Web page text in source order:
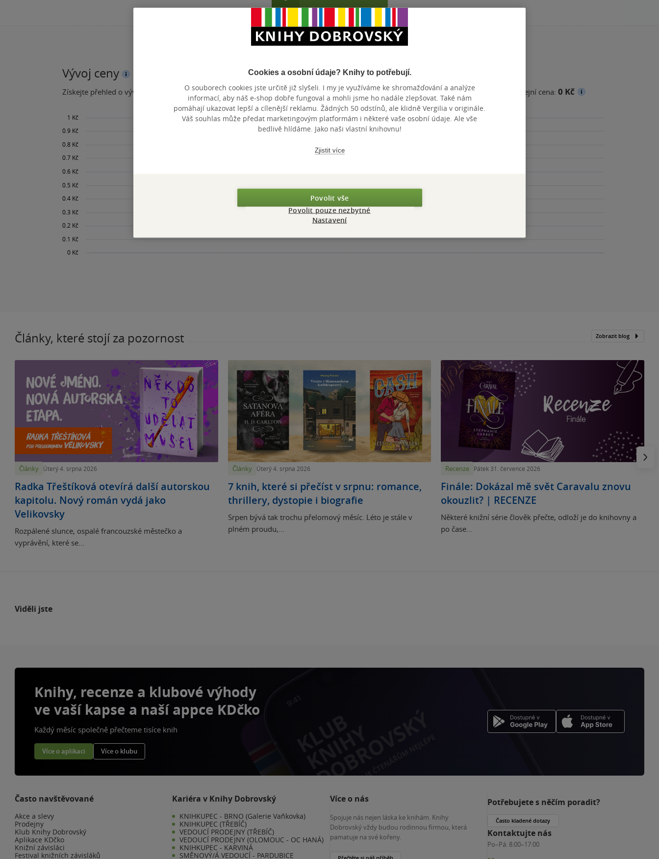
Vývoj ceny
Získejte přehled o vývoji ceny za posledních 60 dní. Maloobchodní cena Minimální prodejní cena: 0 Kč
Články, které stojí za pozornost Zobrazit blog
Články Úterý 4. srpna 2026
Radka Třeštíková otevírá další autorskou
kapitolu. Nový román vydá jako
Velikovsky
Rozpálené slunce, ospalé francouzské městečko a
vyprávění, které se...
Články Úterý 4. srpna 2026
7 knih, které si přečíst v srpnu: romance,
thrillery, dystopie i biografie
Srpen bývá tak trochu přelomový měsíc. Léto je stále v
plném proudu,...
Recenze Pátek 31. července 2026
Finále: Dokázal mě svět Caravalu znovu
okouzlit? | RECENZE
Některé knižní série člověk přečte, odloží je do knihovny a
po čase...
Viděli jste
Knihy, recenze a klubové výhody
ve vaší kapse a naší appce KDčko
Každý měsíc společně přečteme tisíce knih
Více o aplikaci Více o klubu
Často navštěvované
Akce a slevy
Prodejny
Klub Knihy Dobrovský
Aplikace KDčko
Knižní závisláci
Festival knižních závisláků
Kariéra v Knihy Dobrovský
KNIHKUPEC - BRNO (Galerie Vaňkovka)
KNIHKUPEC (TŘEBÍČ)
VEDOUCÍ PRODEJNY (TŘEBÍČ)
VEDOUCÍ PRODEJNY (OLOMOUC - OC HANÁ)
KNIHKUPEC - KARVINÁ
SMĚNOVÝ/Á VEDOUCÍ - PARDUBICE
Více o nás
Spojuje nás nejen láska ke knihám. Knihy
Dobrovský vždy budou rodinnou firmou, která
pamatuje na své kořeny.
Potřebujete s něčím poradit?
Často kladené dotazy
Kontaktujte nás
Po–Pá: 8:00–17:00
Cookies a osobní údaje? Knihy to potřebují.
O souborech cookies jste určitě již slyšeli. I my je využíváme ke shromažďování a analýze
informací, aby náš e-shop dobře fungoval a mohli jsme ho nadále zlepšovat. Také nám
pomáhají ukazovat lepší a cílenější reklamu. Žádných 50 odstínů, ale klidně Vergilia v originále.
Váš souhlas může předat marketingovým platformám i některé vaše osobní údaje. Ale vše
bedlivě hlídáme. Jako naši vlastní knihovnu!
Zjistit více
Povolit vše
Povolit pouze nezbytné
Nastavení